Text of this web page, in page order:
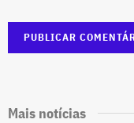
Mais notícias